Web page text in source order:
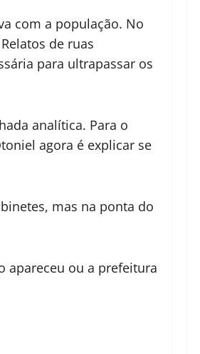
com a população. No
de ruas
para ultrapassar os
analítica. Para o
agora é explicar se
mas na ponta do
apareceu ou a prefeitura